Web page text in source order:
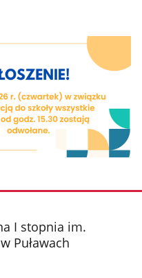
I stopnia im.
Puławach